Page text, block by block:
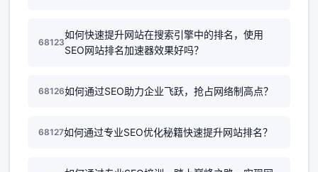
68123
如何快速提升网站在搜索引擎中的排名，使用
SEO网站排名加速器效果好吗？
68126如何通过SEO助力企业飞跃，抢占网络制高点？
68127如何通过专业SEO优化秘籍快速提升网站排名？